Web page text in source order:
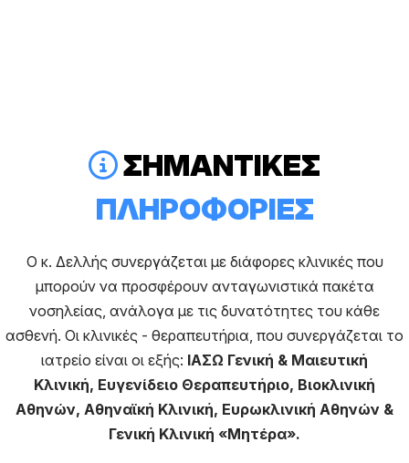
ΣΗΜΑΝΤΙΚΕΣ
ΠΛΗΡΟΦΟΡΙΕΣ
O κ. Δελλής συνεργάζεται με διάφορες κλινικές που
μπορούν να προσφέρουν ανταγωνιστικά πακέτα
νοσηλείας, ανάλογα με τις δυνατότητες του κάθε
ασθενή. Οι κλινικές - θεραπευτήρια, που συνεργάζεται το
ιατρείο είναι οι εξής: ΙΑΣΩ Γενική & Μαιευτική
Κλινική, Ευγενίδειο Θεραπευτήριο, Βιοκλινική
Αθηνών, Αθηναϊκή Κλινική, Ευρωκλινική Αθηνών &
Γενική Κλινική «Μητέρα».